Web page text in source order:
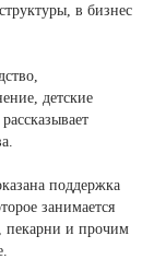
в бизнес
детские
поддержка
занимается
пекарни и прочим